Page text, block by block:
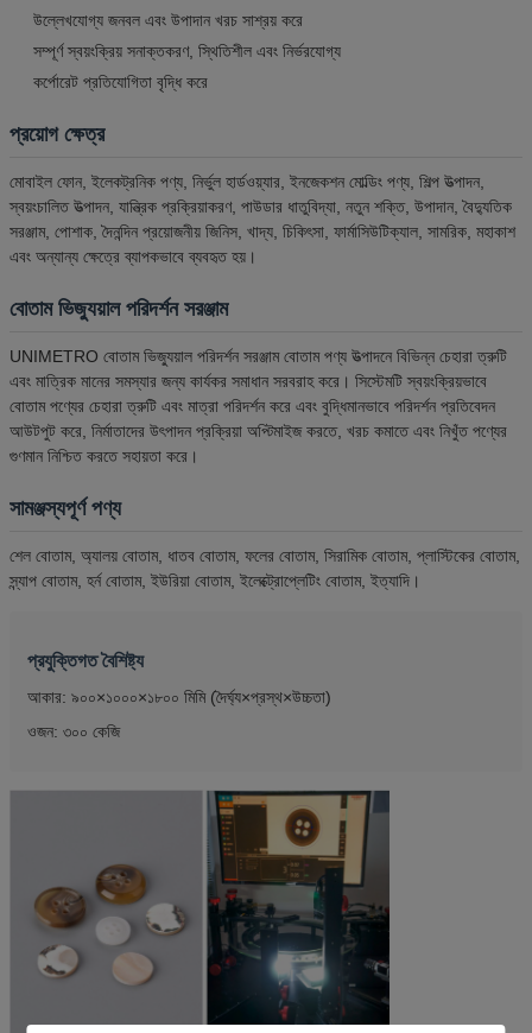
উল্লেখযোগ্য জনবল এবং উপাদান খরচ সাশ্রয় করে
সম্পূর্ণ স্বয়ংক্রিয় সনাক্তকরণ, স্থিতিশীল এবং নির্ভরযোগ্য
কর্পোরেট প্রতিযোগিতা বৃদ্ধি করে
প্রয়োগ ক্ষেত্র
মোবাইল ফোন, ইলেকট্রনিক পণ্য, নির্ভুল হার্ডওয়্যার, ইনজেকশন মোল্ডিং পণ্য, শিল্প উত্পাদন,
স্বয়ংচালিত উত্পাদন, যান্ত্রিক প্রক্রিয়াকরণ, পাউডার ধাতুবিদ্যা, নতুন শক্তি, উপাদান, বৈদ্যুতিক
সরঞ্জাম, পোশাক, দৈনন্দিন প্রয়োজনীয় জিনিস, খাদ্য, চিকিৎসা, ফার্মাসিউটিক্যাল, সামরিক, মহাকাশ
এবং অন্যান্য ক্ষেত্রে ব্যাপকভাবে ব্যবহৃত হয়।
বোতাম ভিজ্যুয়াল পরিদর্শন সরঞ্জাম
UNIMETRO বোতাম ভিজ্যুয়াল পরিদর্শন সরঞ্জাম বোতাম পণ্য উত্পাদনে বিভিন্ন চেহারা ত্রুটি
এবং মাত্রিক মানের সমস্যার জন্য কার্যকর সমাধান সরবরাহ করে। সিস্টেমটি স্বয়ংক্রিয়ভাবে
বোতাম পণ্যের চেহারা ত্রুটি এবং মাত্রা পরিদর্শন করে এবং বুদ্ধিমানভাবে পরিদর্শন প্রতিবেদন
আউটপুট করে, নির্মাতাদের উৎপাদন প্রক্রিয়া অপ্টিমাইজ করতে, খরচ কমাতে এবং নিখুঁত পণ্যের
গুণমান নিশ্চিত করতে সহায়তা করে।
সামঞ্জস্যপূর্ণ পণ্য
শেল বোতাম, অ্যালয় বোতাম, ধাতব বোতাম, ফলের বোতাম, সিরামিক বোতাম, প্লাস্টিকের বোতাম,
স্ন্যাপ বোতাম, হর্ন বোতাম, ইউরিয়া বোতাম, ইলেক্ট্রোপ্লেটিং বোতাম, ইত্যাদি।
প্রযুক্তিগত বৈশিষ্ট্য
আকার: ৯০০×১০০০×১৮০০ মিমি (দৈর্ঘ্য×প্রস্থ×উচ্চতা)
ওজন: ৩০০ কেজি